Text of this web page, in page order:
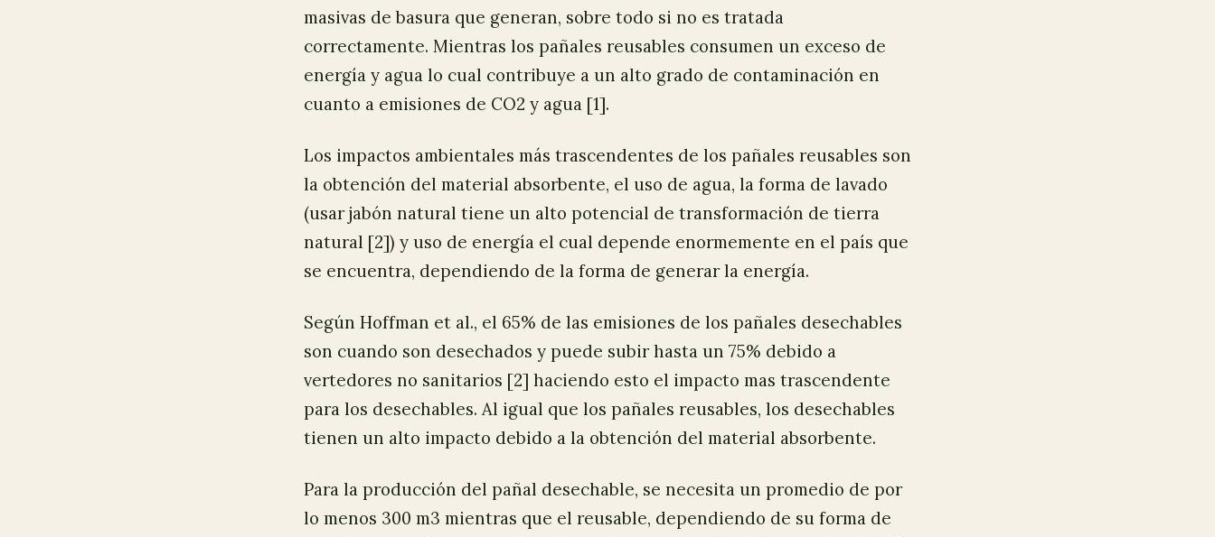
masivas de basura que generan, sobre todo si no es tratada
correctamente. Mientras los pañales reusables consumen un exceso de
energía y agua lo cual contribuye a un alto grado de contaminación en
cuanto a emisiones de CO2 y agua [1].
Los impactos ambientales más trascendentes de los pañales reusables son
la obtención del material absorbente, el uso de agua, la forma de lavado
(usar jabón natural tiene un alto potencial de transformación de tierra
natural [2]) y uso de energía el cual depende enormemente en el país que
se encuentra, dependiendo de la forma de generar la energía.
Según Hoffman et al., el 65% de las emisiones de los pañales desechables
son cuando son desechados y puede subir hasta un 75% debido a
vertedores no sanitarios [2] haciendo esto el impacto mas trascendente
para los desechables. Al igual que los pañales reusables, los desechables
tienen un alto impacto debido a la obtención del material absorbente.
Para la producción del pañal desechable, se necesita un promedio de por
lo menos 300 m3 mientras que el reusable, dependiendo de su forma de